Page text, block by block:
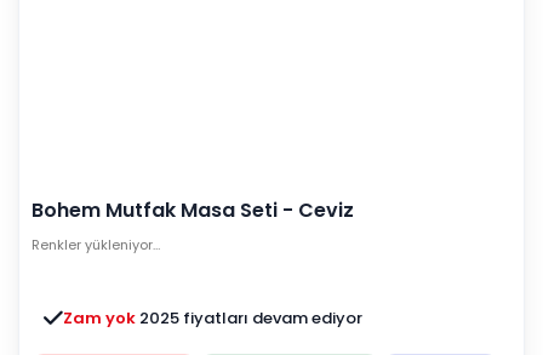
Bohem Mutfak Masa Seti - Ceviz
Renkler yükleniyor…
Zam yok 2025 fiyatları devam ediyor